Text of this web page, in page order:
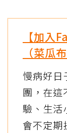
【加入
（菜瓜
慢病好日
團，在這
驗、生活
會不定期